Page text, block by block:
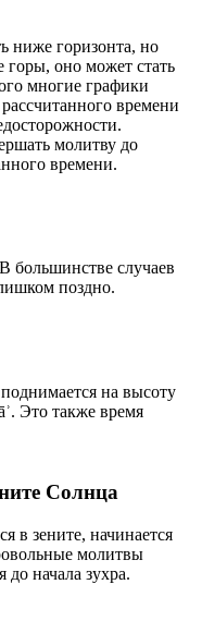
ниже горизонта, но
горы, оно может стать
многие графики
времени
молитву до
времени.
большинстве случаев
поздно.
на высоту
Это также время
Солнца
в зените, начинается
молитвы
начала зухра.